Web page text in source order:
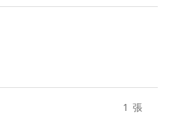
1 張